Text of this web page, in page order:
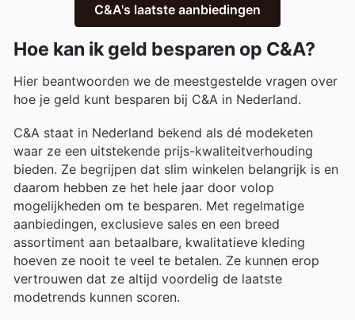
C&A's laatste aanbiedingen
Hoe kan ik geld besparen op C&A?
Hier beantwoorden we de meestgestelde vragen over
hoe je geld kunt besparen bij C&A in Nederland.
C&A staat in Nederland bekend als dé modeketen
waar ze een uitstekende prijs-kwaliteitverhouding
bieden. Ze begrijpen dat slim winkelen belangrijk is en
daarom hebben ze het hele jaar door volop
mogelijkheden om te besparen. Met regelmatige
aanbiedingen, exclusieve sales en een breed
assortiment aan betaalbare, kwalitatieve kleding
hoeven ze nooit te veel te betalen. Ze kunnen erop
vertrouwen dat ze altijd voordelig de laatste
modetrends kunnen scoren.